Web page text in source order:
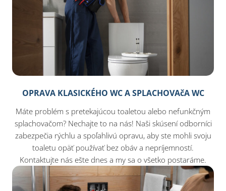
OPRAVA KLASICKÉHO WC A SPLACHOVAčA WC
Máte problém s pretekajúcou toaletou alebo nefunkčným
splachovačom? Nechajte to na nás! Naši skúsení odborníci
zabezpečia rýchlu a spoľahlivú opravu, aby ste mohli svoju
toaletu opäť používať bez obáv a nepríjemností.
Kontaktujte nás ešte dnes a my sa o všetko postaráme.